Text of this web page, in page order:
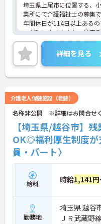
埼玉県上尾市に位置する、
業所にて介護福祉士の募集で
年間休日が114日以上ある
スが叶います☆また、住宅
負担を軽減し、安心して長
◎
ご興味のある方には、面接
に詳細をお話しいたします
さい！
詳細を見る
介護老人保健施設（老健）
名称非公開 ※詳細はお問合せ
【埼玉県/越谷市】
OK◎福利厚生制度が
員・パート〉
給料 時給1,141円
勤務地
埼玉県 越谷
ＪＲ武蔵野